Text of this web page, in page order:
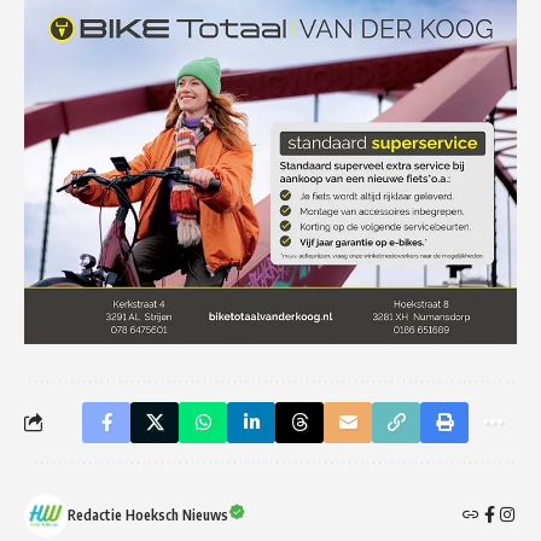
Redactie Hoeksch Nieuws